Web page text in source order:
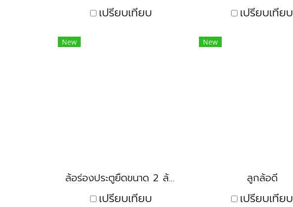
เปรียบเทียบ เปรียบเทียบ
New
ล้อร่องประตูยืดขนาด 2 ล้อประตู ล้อประคอง
เปรียบเทียบ
New
ลูกล้อดี
เปรียบเทียบ